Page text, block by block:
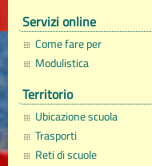
Servizi online
Come fare per
Modulistica
Territorio
Ubicazione scuola
Trasporti
Reti di scuole